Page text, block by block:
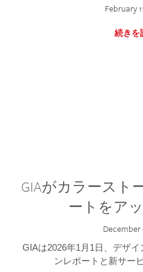
February
続きを
GIAがカラースト
ートをア
December
GIAは2026年1月1日、デザ
ンレポートと新サー